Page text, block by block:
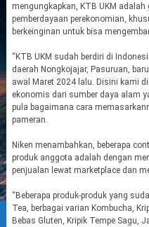
mengungkapkan, KTB UKM
pemberdayaan perekonomian,
berkeinginan untuk bisa
“KTB UKM sudah berdiri di
daerah Nongkojajar, Pasuruan,
awal Maret 2024 lalu. Disini kami
ekonomis dari sumber daya alam
pula bagaimana cara
pameran.
Niken menambahkan, beberapa
produk anggota adalah dengan
penjualan lewat marketplace dan
“Beberapa produk-produk yang
Tea, berbagai varian Kombucha,
Bebas Gluten, Kripik Tempe Sagu,